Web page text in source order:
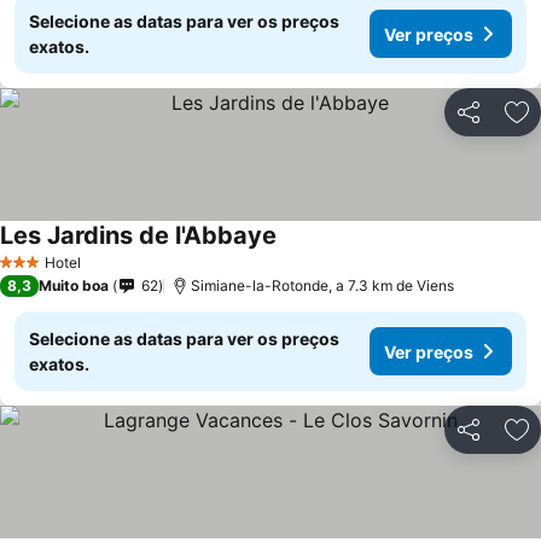
Selecione as datas para ver os preços
exatos.
Ver preços
Partilhar
3 EstrelasHotel
Les Jardins de l'Abbaye
8,3 Muito boa 62 Simiane-la-Rotonde, a 7.3 km de Viens
Selecione as datas para ver os preços
exatos.
Ver preços
Partilhar